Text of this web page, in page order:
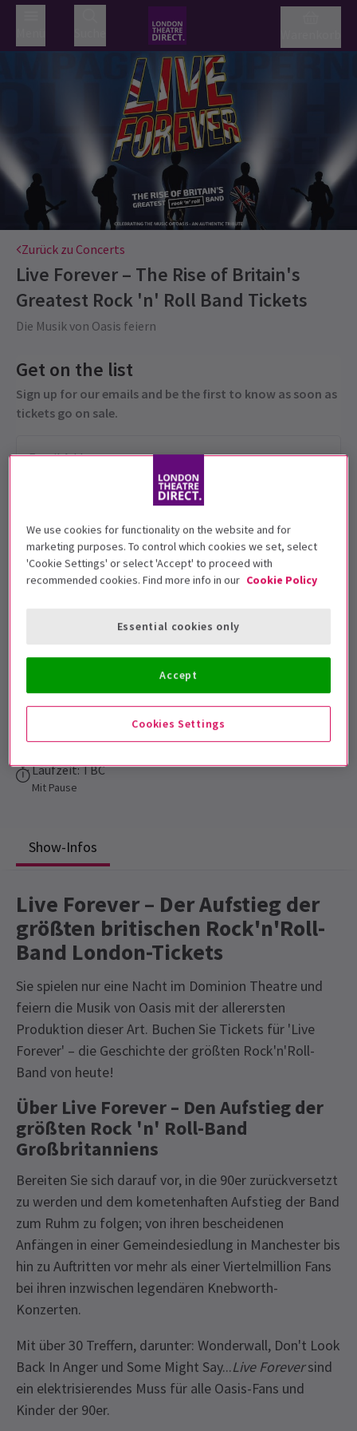
Zurück zu Concerts
Live Forever – The Rise of Britain's
Greatest Rock 'n' Roll Band Tickets
Die Musik von Oasis feiern
Get on the list
Sign up for our emails and be the first to know as soon as
tickets go on sale.
Alter von 15 Jahren oder jünger müssen von
einem Erwachsenen begleitet werden
3 August 2025
Dominion Theatre
Laufzeit: TBC
Mit Pause
Show-Infos
Live Forever – Der Aufstieg der
größten britischen Rock'n'Roll-
Band London-Tickets
Sie spielen nur eine Nacht im Dominion Theatre und
feiern die Musik von Oasis mit der allerersten
Produktion dieser Art. Buchen Sie Tickets für 'Live
Forever' – die Geschichte der größten Rock'n'Roll-
Band von heute!
Über Live Forever – Den Aufstieg der
größten Rock 'n' Roll-Band
Großbritanniens
Bereiten Sie sich darauf vor, in die 90er zurückversetzt
zu werden und dem kometenhaften Aufstieg der Band
zum Ruhm zu folgen; von ihren bescheidenen
Anfängen in einer Gemeindesiedlung in Manchester bis
hin zu Auftritten vor mehr als einer Viertelmillion Fans
bei ihren inzwischen legendären Knebworth-
Konzerten.
Mit über 30 Treffern, darunter: Wonderwall, Don't Look
Back In Anger und Some Might Say...Live Foreversind
ein elektrisierendes Muss für alle Oasis-Fans und
Kinder der 90er.
We use cookies for functionality on the website and for
marketing purposes. To control which cookies we set, select
'Cookie Settings' or select 'Accept' to proceed with
recommended cookies. Find more info in our Cookie Policy
Cookies Settings
Essential cookies only
Accept